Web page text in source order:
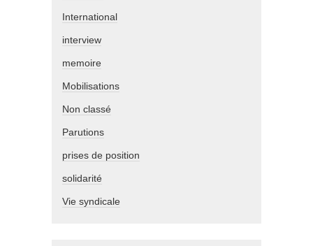
International
interview
memoire
Mobilisations
Non classé
Parutions
prises de position
solidarité
Vie syndicale